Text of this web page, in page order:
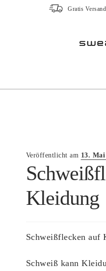
Gratis
ZUM
Veröffentlicht am 13. Mai
Kleidung
Schweißflecken auf
Schweiß kann